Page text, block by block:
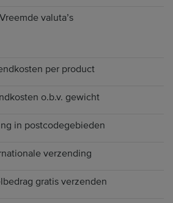
Vreemde valuta’s
per product
o.b.v. gewicht
in postcodegebieden
verzending
gratis verzenden